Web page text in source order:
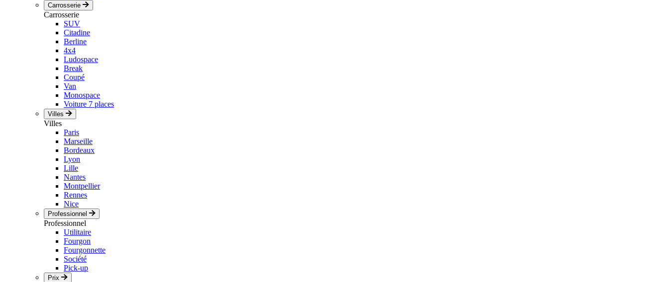
Carrosserie
Carrosserie
SUV
Citadine
Berline
4x4
Ludospace
Break
Coupé
Van
Monospace
Voiture 7 places
Villes
Villes
Paris
Marseille
Bordeaux
Lyon
Lille
Nantes
Montpellier
Rennes
Nice
Professionnel
Professionnel
Utilitaire
Fourgon
Fourgonnette
Société
Pick-up
Prix